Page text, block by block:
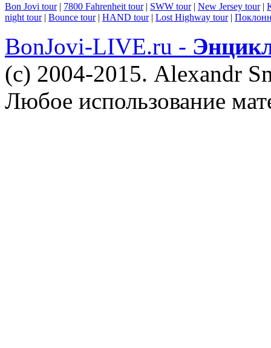
Bon Jovi tour| 7800 Fahrenheit tour| SWW tour| New Jersey tour|
night tour| Bounce tour| HAND tour| Lost Highway tour|
BonJovi-LIVE.ru -
(c) 2004-2015. Alexandr
Любое использование